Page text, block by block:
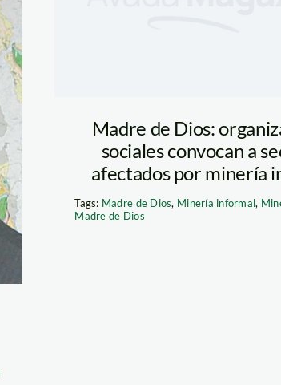
Madre de Dios:
sociales convocan a
afectados por minería
Tags: Madre de Dios, Minería informal,
Madre de Dios